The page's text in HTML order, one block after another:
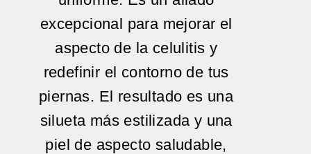
excepcional para mejorar el
aspecto de la celulitis y
redefinir el contorno de tus
piernas. El resultado es una
silueta más estilizada y una
piel de aspecto saludable,